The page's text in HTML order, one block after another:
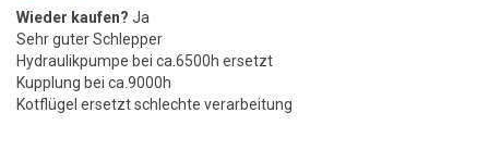
Wieder kaufen? Ja
Sehr guter Schlepper
Hydraulikpumpe bei ca.6500h ersetzt
Kupplung bei ca.9000h
Kotflügel ersetzt schlechte verarbeitung